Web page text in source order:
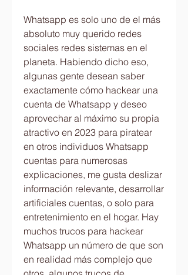
Whatsapp es solo uno de el más
absoluto muy querido redes
sociales redes sistemas en el
planeta. Habiendo dicho eso,
algunas gente desean saber
exactamente cómo hackear una
cuenta de Whatsapp y deseo
aprovechar al máximo su propia
atractivo en 2023 para piratear
en otros individuos Whatsapp
cuentas para numerosas
explicaciones, me gusta deslizar
información relevante, desarrollar
artificiales cuentas, o solo para
entretenimiento en el hogar. Hay
muchos trucos para hackear
Whatsapp un número de que son
en realidad más complejo que